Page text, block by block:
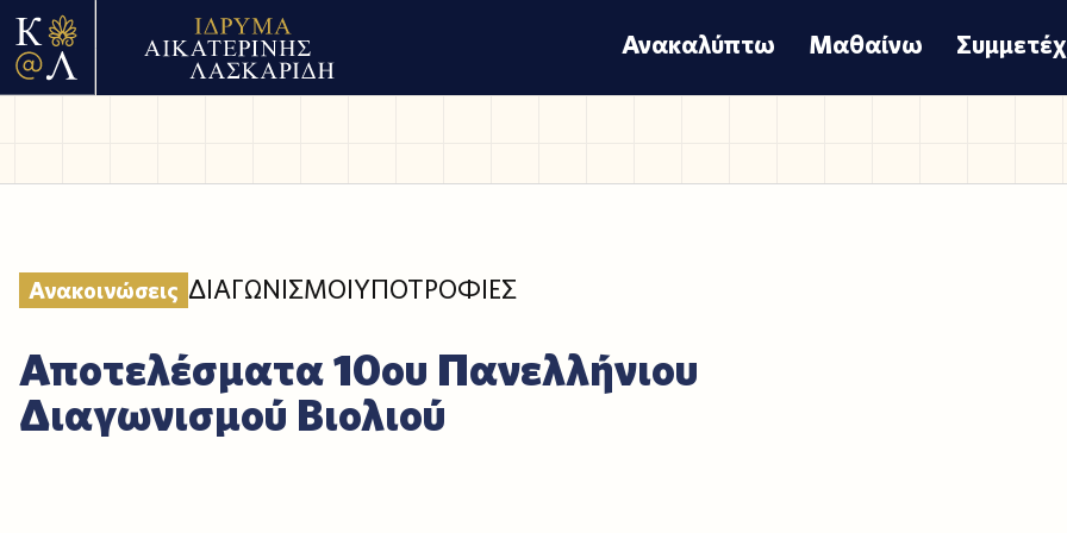
Ανακαλύπτω Μαθαίνω
Ανακοινώσεις ΔΙΑΓΩΝΙΣΜΟΙΥΠΟΤΡΟΦΙΕΣ
Αποτελέσματα 10ου Πανελλήνιου
Διαγωνισμού Βιολιού